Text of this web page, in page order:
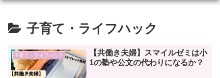
子育て・ライフハック
子育て・ライフハック
【共働き夫婦】スマイルゼミは小
1の塾や公文の代わりになるか？